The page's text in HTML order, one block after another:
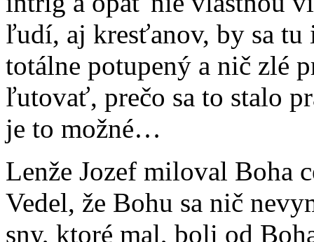
ľudí, aj kresťanov, by sa
totálne potupený a nič zlé
ľutovať, prečo sa to stalo
je to možné…
Lenže Jozef miloval Boha
Vedel, že Bohu sa nič
sny, ktoré mal, boli od